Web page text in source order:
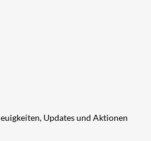
Updates und Aktionen